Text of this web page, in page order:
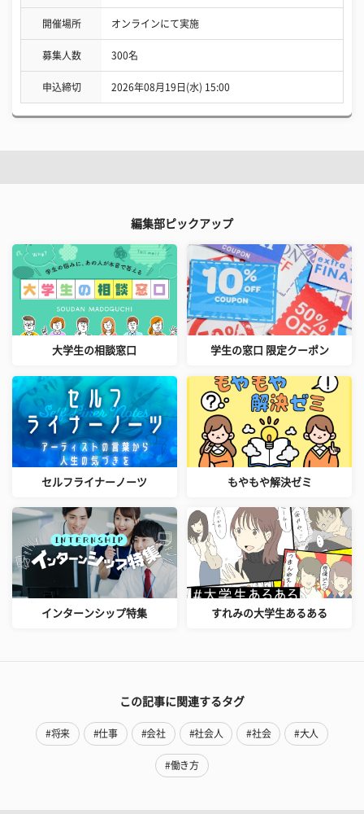
開催場所 オンラインにて実施
募集人数 300名
申込締切 2026年08月19日(水) 15:00
編集部ピックアップ
大学生の相談窓口 学生の窓口 限定クーポン
セルフライナーノーツ もやもや解決ゼミ
インターンシップ特集 すれみの大学生あるある
この記事に関連するタグ
#将来 #仕事 #会社 #社会人 #社会 #大人
#働き方